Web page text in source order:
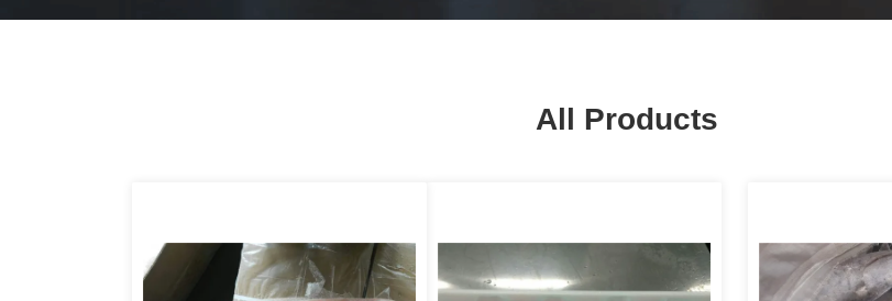
All Products